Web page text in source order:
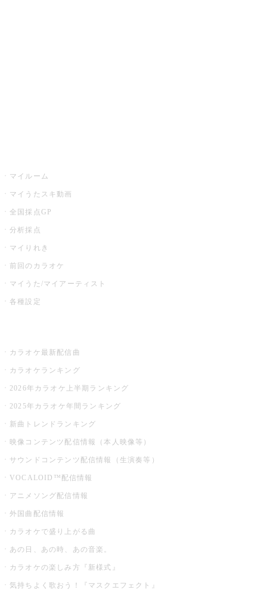
マイルーム
マイうたスキ動画
全国採点GP
分析採点
マイりれき
前回のカラオケ
マイうた/マイアーティスト
各種設定
カラオケ最新配信曲
カラオケランキング
2026年カラオケ上半期ランキング
2025年カラオケ年間ランキング
新曲トレンドランキング
映像コンテンツ配信情報（本人映像等）
サウンドコンテンツ配信情報（生演奏等）
VOCALOID™配信情報
アニメソング配信情報
外国曲配信情報
カラオケで盛り上がる曲
あの日、あの時、あの音楽。
カラオケの楽しみ方『新様式』
気持ちよく歌おう！『マスクエフェクト』